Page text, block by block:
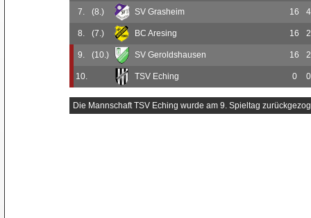
7. (8.) SV Grasheim 16 4
8. (7.) BC Aresing 16 2
9. (10.) SV Geroldshausen 16 2
10. TSV Eching 0 0
Die Mannschaft TSV Eching wurde am 9. Spieltag